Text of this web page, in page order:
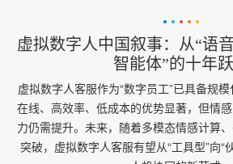
虚拟数字人中国叙事：从“语
智能体”的十年
虚拟数字人客服作为“数字员工”已具备规
在线、高效率、低成本的优势显著，但情
力仍需提升。未来，随着多模态情感计算
突破，虚拟数字人客服有望从“工具型”向“